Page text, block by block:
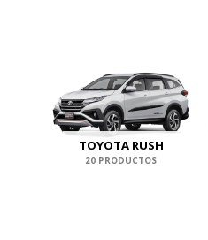
TOYOTA RUSH
20 PRODUCTOS